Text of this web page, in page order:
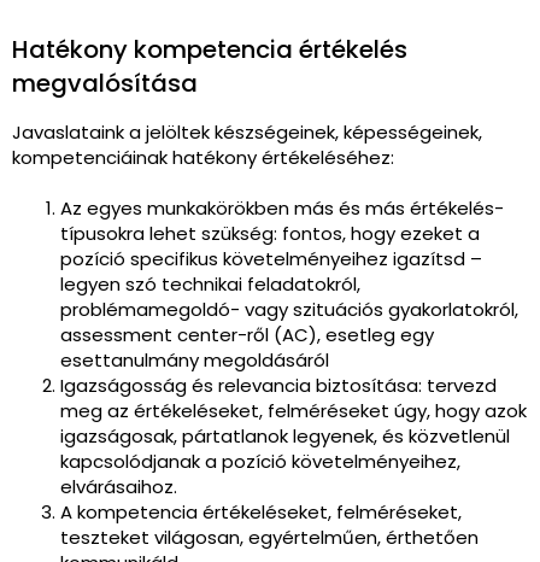
Hatékony kompetencia értékelés
megvalósítása
Javaslataink a jelöltek készségeinek, képességeinek,
kompetenciáinak hatékony értékeléséhez:
Az egyes munkakörökben más és más értékelés-
típusokra lehet szükség: fontos, hogy ezeket a
pozíció specifikus követelményeihez igazítsd –
legyen szó technikai feladatokról,
problémamegoldó- vagy szituációs gyakorlatokról,
assessment center-ről (AC), esetleg egy
esettanulmány megoldásáról
Igazságosság és relevancia biztosítása: tervezd
meg az értékeléseket, felméréseket úgy, hogy azok
igazságosak, pártatlanok legyenek, és közvetlenül
kapcsolódjanak a pozíció követelményeihez,
elvárásaihoz.
A kompetencia értékeléseket, felméréseket,
teszteket világosan, egyértelműen, érthetően